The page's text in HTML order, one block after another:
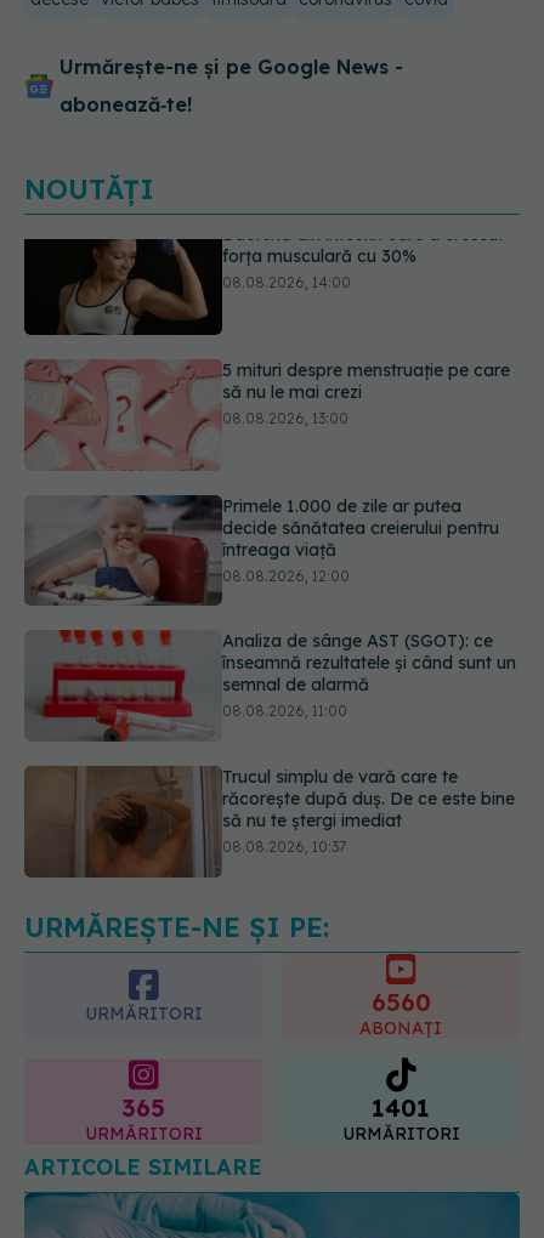
Urmărește-ne și pe Google News -
abonează‑te!
NOUTĂȚI
5 mituri despre menstruație pe care
să nu le mai crezi
Primele 1.000 de zile ar putea
decide sănătatea creierului pentru
Analiza de sânge AST (SGOT): ce
înseamnă rezultatele și când sunt un
semnal de alarmă
Trucul simplu de vară care te
răcorește după duș. De ce este bine
să nu te ștergi imediat
Bacteria din intestin care a crescut
forța musculară cu 30%
URMĂREȘTE-NE ȘI PE:
URMĂRITORI 6560
ABONAȚI
365
URMĂRITORI
1401
URMĂRITORI
ARTICOLE SIMILARE